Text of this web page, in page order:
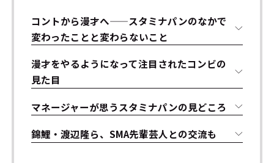
コントから漫才へ——スタミナパンのなかで
変わったことと変わらないこと
漫才をやるようになって注目されたコンビの
見た目
マネージャーが思うスタミナパンの見どころ
錦鯉・渡辺隆ら、SMA先輩芸人との交流も